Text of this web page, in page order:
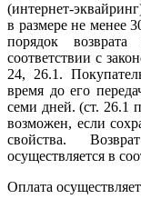
(интернет-
в размере не менее
порядок возврата
соответствии с
24, 26.1.
время до его
семи дней. (ст. 26.1
возможен, если
свойства.
осуществляется в
Оплата